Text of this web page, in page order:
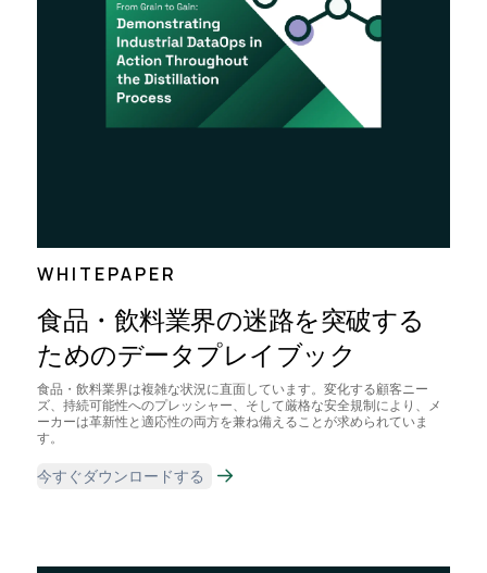
WHITEPAPER
食品・飲料業界の迷路を突破する
ためのデータプレイブック
食品・飲料業界は複雑な状況に直面しています。変化する顧客ニー
ズ、持続可能性へのプレッシャー、そして厳格な安全規制により、メ
ーカーは革新性と適応性の両方を兼ね備えることが求められていま
す。
今すぐダウンロードする